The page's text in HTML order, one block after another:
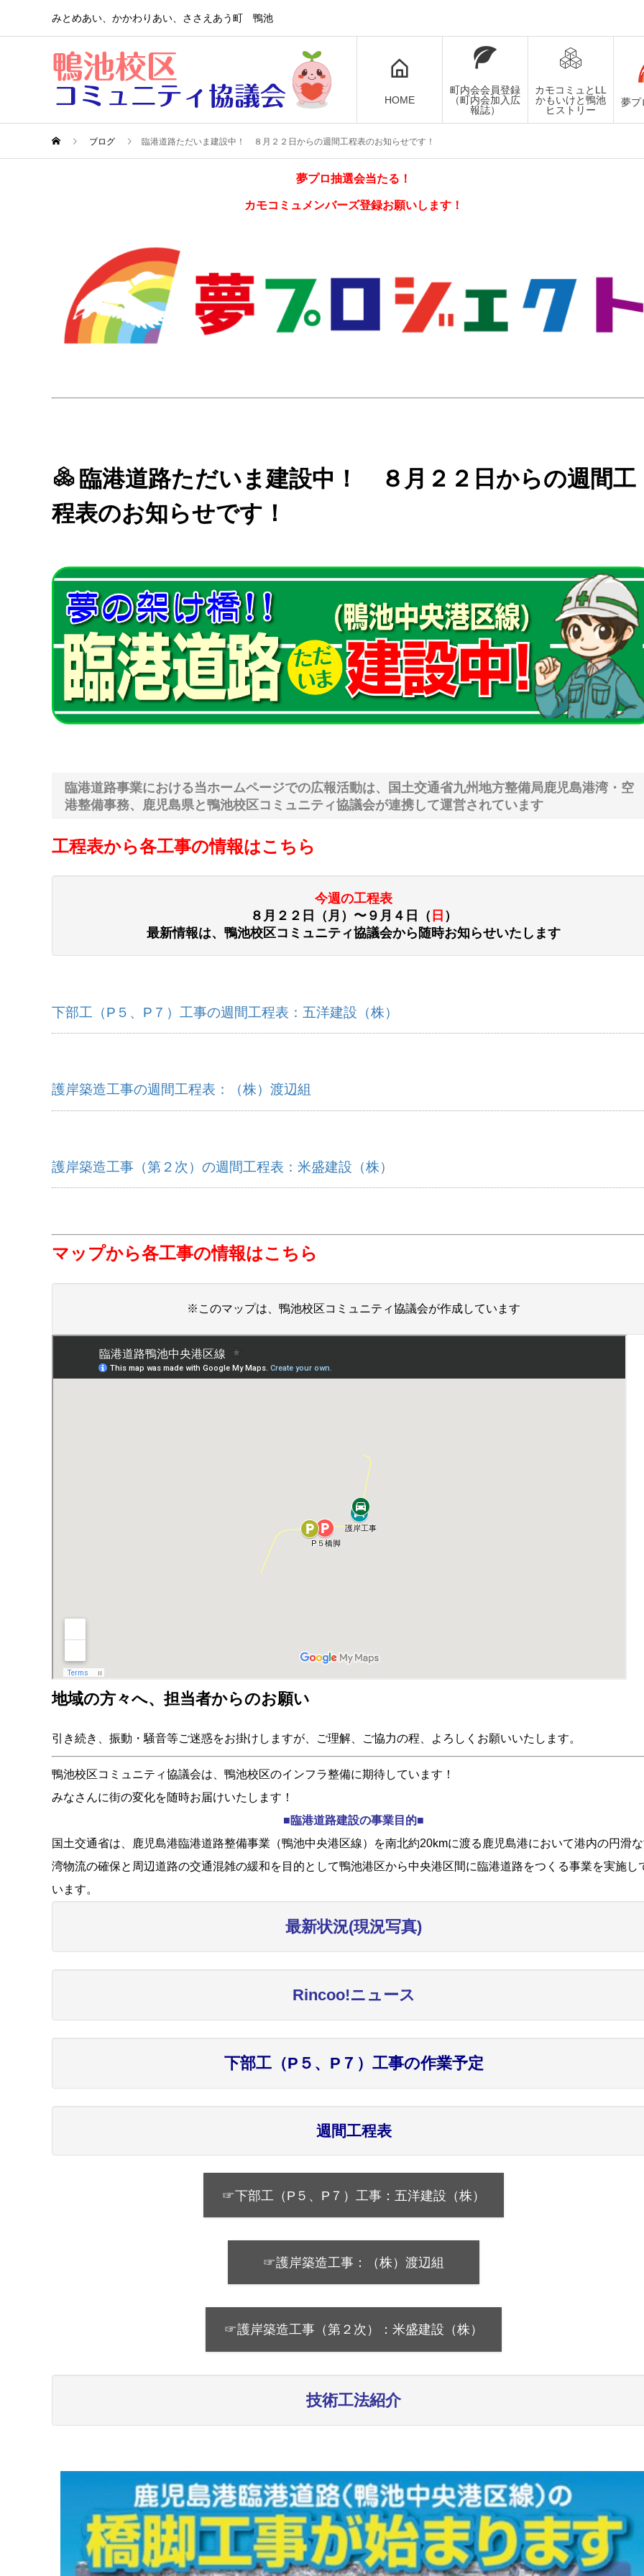
みとめあい、かかわりあい、ささえあう町 鴨池
HOME
町内会会員登録
（町内会加入広
報誌）
カモコミュとLL
かもいけと鴨池
ヒストリー
夢プ
ブログ 臨港道路ただいま建設中！ ８月２２日からの週間工程表のお知らせです！
夢プロ抽選会当たる！
カモコミュメンバーズ登録お願いします！
臨港道路ただいま建設中！ ８月２２日からの週間工
程表のお知らせです！
臨港道路事業における当ホームページでの広報活動は、国土交通省九州地方整備局鹿児島港湾・空
港整備事務、鹿児島県と鴨池校区コミュニティ協議会が連携して運営されています
工程表から各工事の情報はこちら
今週の工程表
８月２２日（月）〜９月４日（ 日 ）
最新情報は、鴨池校区コミュニティ協議会から随時お知らせいたします
下部工（P５、P７）工事の週間工程表：五洋建設（株）
護岸築造工事の週間工程表：（株）渡辺組
護岸築造工事（第２次）の週間工程表：米盛建設（株）
マップから各工事の情報はこちら
※このマップは、鴨池校区コミュニティ協議会が作成しています
地域の方々へ、担当者からのお願い
引き続き、振動・騒音等ご迷惑をお掛けしますが、ご理解、ご協力の程、よろしくお願いいたします。
鴨池校区コミュニティ協議会は、鴨池校区のインフラ整備に期待しています！
みなさんに街の変化を随時お届けいたします！
■臨港道路建設の事業目的■
国土交通省は、鹿児島港臨港道路整備事業（鴨池中央港区線）を南北約20kmに渡る鹿児島港において港内の円滑
湾物流の確保と周辺道路の交通混雑の緩和を目的として鴨池港区から中央港区間に臨港道路をつくる事業を実施し
います。
最新状況(現況写真)
Rincoo!ニュース
下部工（P５、P７）工事の作業予定
週間工程表
☞下部工（P５、P７）工事：五洋建設（株）
☞護岸築造工事：（株）渡辺組
☞護岸築造工事（第２次）：米盛建設（株）
技術工法紹介